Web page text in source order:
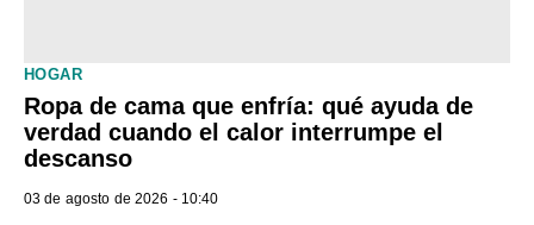
HOGAR
Ropa de cama que enfría: qué ayuda de
verdad cuando el calor interrumpe el
descanso
03 de agosto de 2026 - 10:40